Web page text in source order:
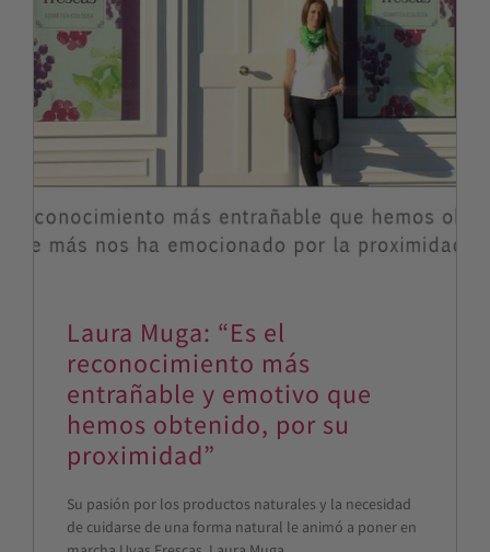
Laura Muga: “Es el
reconocimiento más
entrañable y emotivo que
hemos obtenido, por su
proximidad”
Su pasión por los productos naturales y la necesidad
de cuidarse de una forma natural le animó a poner en